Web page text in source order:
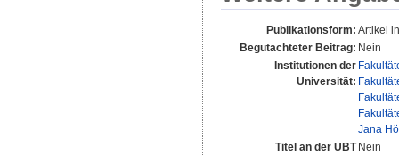
Publikationsform: Artikel
Begutachteter Beitrag: Nein
Institutionen der
Universität:
Jana
Titel an der UBT Nein